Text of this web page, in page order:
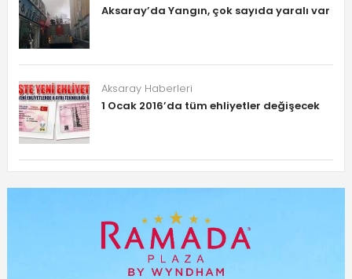
Aksaray’da Yangın, çok sayıda yaralı var
Aksaray Haberleri
1 Ocak 2016’da tüm ehliyetler değişecek